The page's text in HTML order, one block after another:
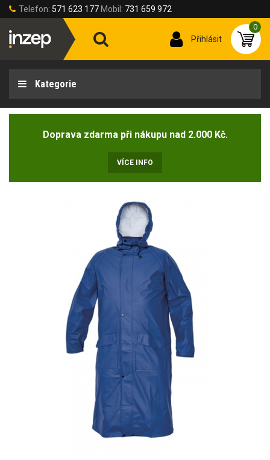
Telefon: 571 623 177 Mobil: 731 659 972
Přihlásit
0
Kategorie
Doprava zdarma při nákupu nad 2.000 Kč.
VÍCE INFO